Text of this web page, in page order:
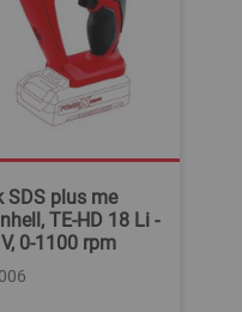
SDS plus me
TE-HD 18 Li -
0-1100 rpm